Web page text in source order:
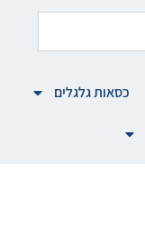
כסאות גלגלים